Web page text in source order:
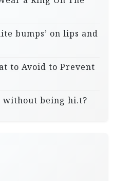
bumps’ on lips and
to Avoid to Prevent
without being hi.t?